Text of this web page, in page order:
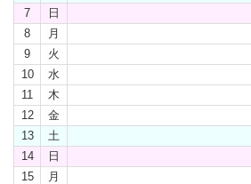
7
日
8
月
9
火
10
水
11
木
12
金
13
土
14
日
15
月